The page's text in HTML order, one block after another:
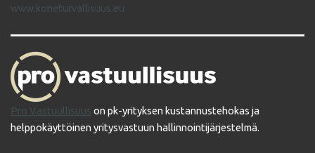
www.koneturvallisuus.eu
Pro Vastuullisuus on pk-yrityksen kustannustehokas ja
helppokäyttöinen yritysvastuun hallinnointijärjestelmä.